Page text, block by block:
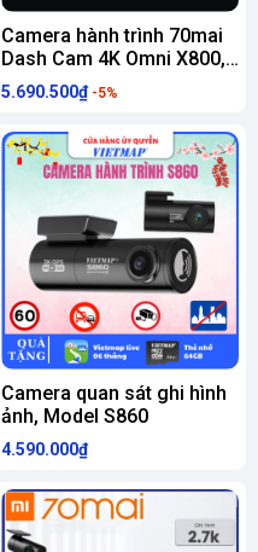
Camera hành trình 70mai
Dash Cam 4K Omni X800,
Góc Nhìn Toàn Cảnh 360°
5.690.500₫ -5%
Camera quan sát ghi hình
ảnh, Model S860
4.590.000₫